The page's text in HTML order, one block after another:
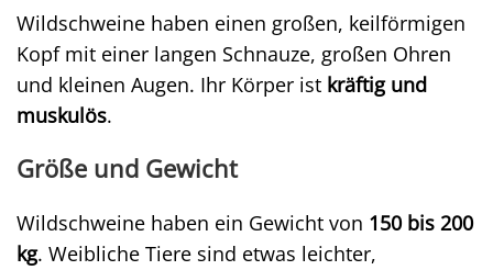
Wildschweine haben einen großen, keilförmigen
Kopf mit einer langen Schnauze, großen Ohren
und kleinen Augen. Ihr Körper ist kräftig und
muskulös.
Größe und Gewicht
Wildschweine haben ein Gewicht von 150 bis 200
kg. Weibliche Tiere sind etwas leichter,